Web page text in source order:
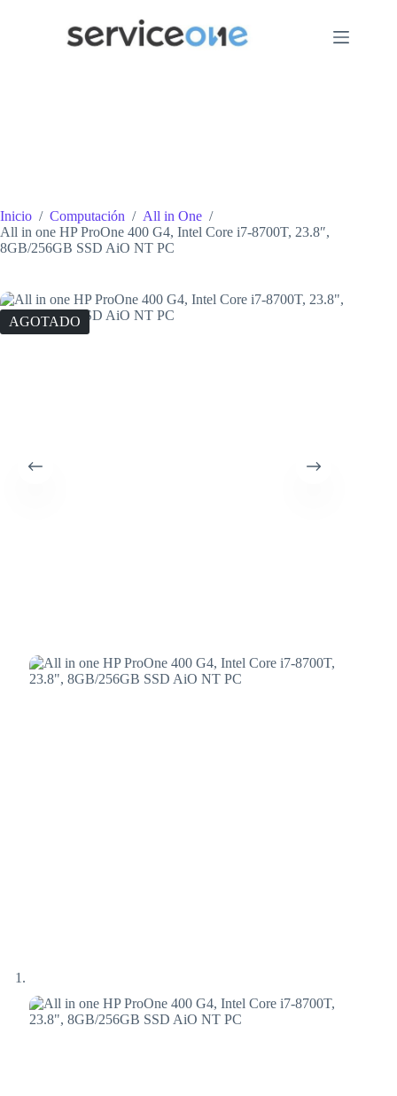
Inicio / Computación / All in One /
All in one HP ProOne 400 G4, Intel Core i7-8700T, 23.8″,
8GB/256GB SSD AiO NT PC
AGOTADO